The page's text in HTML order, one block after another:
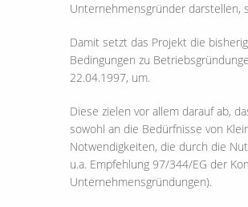
Unternehmensgründer darstellen,
Damit setzt das Projekt die
Bedingungen zu
22.04.1997, um.
Diese zielen vor allem darauf ab,
sowohl an die Bedürfnisse von
Notwendigkeiten, die durch die
u.a. Empfehlung 97/344/EG der
Unternehmensgründungen).